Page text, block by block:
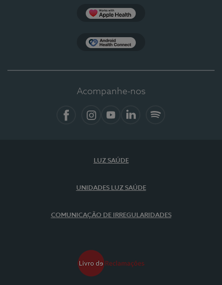
Acompanhe-nos
LUZ SAÚDE
UNIDADES LUZ SAÚDE
COMUNICAÇÃO DE IRREGULARIDADES